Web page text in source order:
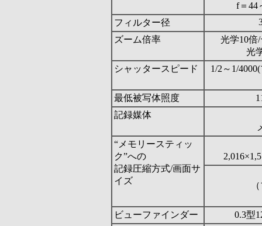
f＝44
フィルター径
ズーム倍率
光学10倍
光
シャッタースピード
1/2～1/
最低被写体照度
記録媒体
“メモリースティッ
ク”への
記録圧縮方式/画面サ
イズ
ビューファインダー
0.3型